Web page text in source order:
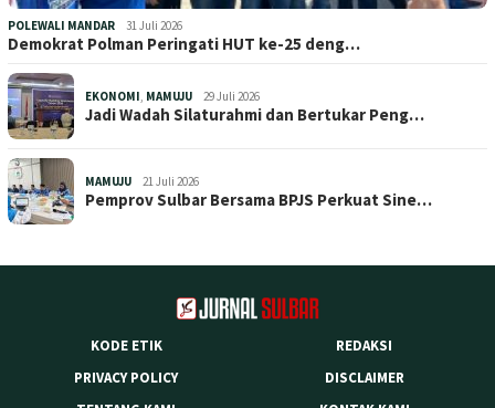
POLEWALI MANDAR 31 Juli 2026
Demokrat Polman Peringati HUT ke-25 deng…
EKONOMI, MAMUJU 29 Juli 2026
Jadi Wadah Silaturahmi dan Bertukar Peng…
MAMUJU 21 Juli 2026
Pemprov Sulbar Bersama BPJS Perkuat Sine…
KODE ETIK
REDAKSI
PRIVACY POLICY
DISCLAIMER